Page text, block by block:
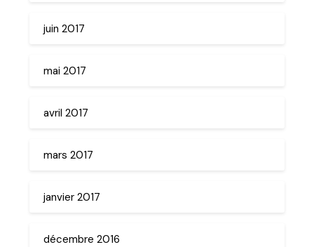
juin 2017
mai 2017
avril 2017
mars 2017
janvier 2017
décembre 2016